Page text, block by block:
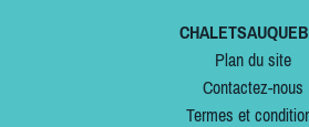
Plan du site
Contactez-nous
Termes et